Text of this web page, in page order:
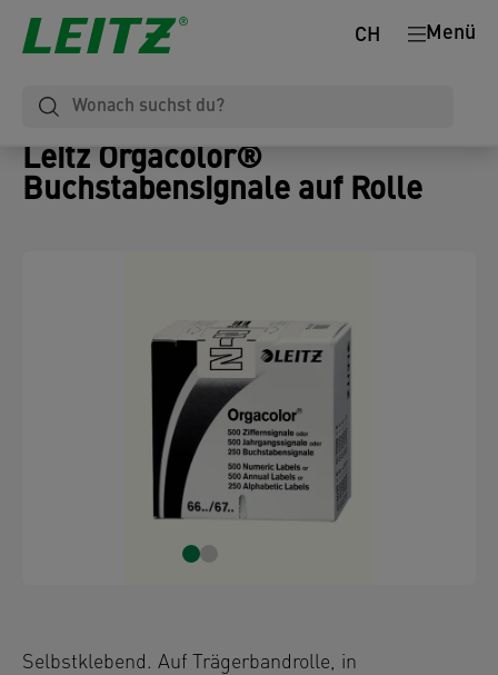
Menü
CH
Leitz Orgacolor®
Buchstabensignale auf Rolle
Selbstklebend. Auf Trägerbandrolle, in